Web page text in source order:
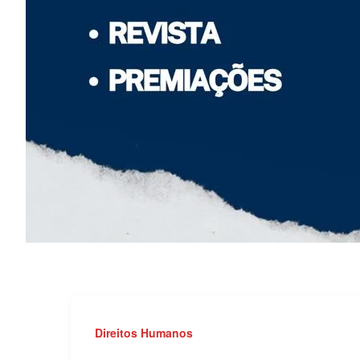
Direitos Humanos